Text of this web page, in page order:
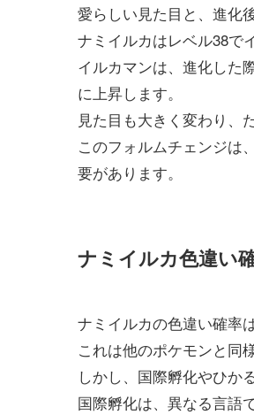
愛らしい見た目と、進化
ナミイルカはレベル38で
イルカマンは、進化した
に上昇します。
見た目も大きく変わり、
このフォルムチェンジは
要があります。
ナミイルカ色違い
ナミイルカの色違い確率
これは他のポケモンと同
しかし、国際孵化やひか
国際孵化は、異なる言語